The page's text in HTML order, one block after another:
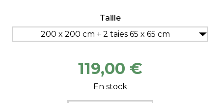
Taille
200 x 200 cm + 2 taies 65 x 65 cm
119,00 €
En stock